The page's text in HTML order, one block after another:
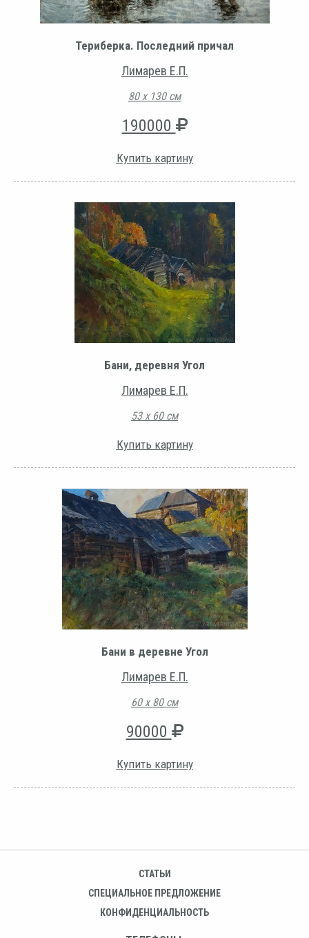
Териберка. Последний причал
Лимарев Е.П.
80 х 130 см
190000
Купить картину
Бани, деревня Угол
Лимарев Е.П.
53 х 60 см
Купить картину
Бани в деревне Угол
Лимарев Е.П.
60 х 80 см
90000
Купить картину
СТАТЬИ
СПЕЦИАЛЬНОЕ ПРЕДЛОЖЕНИЕ
КОНФИДЕНЦИАЛЬНОСТЬ